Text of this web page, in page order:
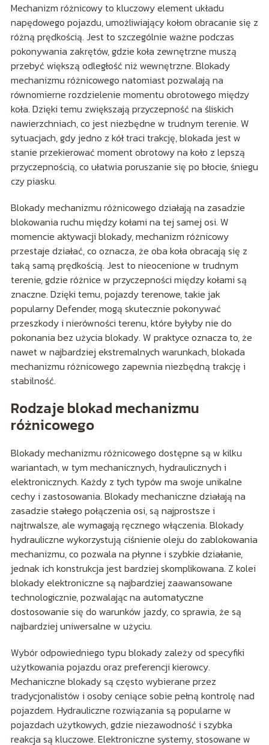
Mechanizm różnicowy to kluczowy element układu
napędowego pojazdu, umożliwiający kołom obracanie się z
różną prędkością. Jest to szczególnie ważne podczas
pokonywania zakrętów, gdzie koła zewnętrzne muszą
przebyć większą odległość niż wewnętrzne. Blokady
mechanizmu różnicowego natomiast pozwalają na
równomierne rozdzielenie momentu obrotowego między
koła. Dzięki temu zwiększają przyczepność na śliskich
nawierzchniach, co jest niezbędne w trudnym terenie. W
sytuacjach, gdy jedno z kół traci trakcję, blokada jest w
stanie przekierować moment obrotowy na koło z lepszą
przyczepnością, co ułatwia poruszanie się po błocie, śniegu
czy piasku.
Blokady mechanizmu różnicowego działają na zasadzie
blokowania ruchu między kołami na tej samej osi. W
momencie aktywacji blokady, mechanizm różnicowy
przestaje działać, co oznacza, że oba koła obracają się z
taką samą prędkością. Jest to nieocenione w trudnym
terenie, gdzie różnice w przyczepności między kołami są
znaczne. Dzięki temu, pojazdy terenowe, takie jak
popularny Defender, mogą skutecznie pokonywać
przeszkody i nierówności terenu, które byłyby nie do
pokonania bez użycia blokady. W praktyce oznacza to, że
nawet w najbardziej ekstremalnych warunkach, blokada
mechanizmu różnicowego zapewnia niezbędną trakcję i
stabilność.
Rodzaje blokad mechanizmu
różnicowego
Blokady mechanizmu różnicowego dostępne są w kilku
wariantach, w tym mechanicznych, hydraulicznych i
elektronicznych. Każdy z tych typów ma swoje unikalne
cechy i zastosowania. Blokady mechaniczne działają na
zasadzie stałego połączenia osi, są najprostsze i
najtrwalsze, ale wymagają ręcznego włączenia. Blokady
hydrauliczne wykorzystują ciśnienie oleju do zablokowania
mechanizmu, co pozwala na płynne i szybkie działanie,
jednak ich konstrukcja jest bardziej skomplikowana. Z kolei
blokady elektroniczne są najbardziej zaawansowane
technologicznie, pozwalając na automatyczne
dostosowanie się do warunków jazdy, co sprawia, że są
najbardziej uniwersalne w użyciu.
Wybór odpowiedniego typu blokady zależy od specyfiki
użytkowania pojazdu oraz preferencji kierowcy.
Mechaniczne blokady są często wybierane przez
tradycjonalistów i osoby ceniące sobie pełną kontrolę nad
pojazdem. Hydrauliczne rozwiązania są popularne w
pojazdach użytkowych, gdzie niezawodność i szybka
reakcja są kluczowe. Elektroniczne systemy, stosowane w